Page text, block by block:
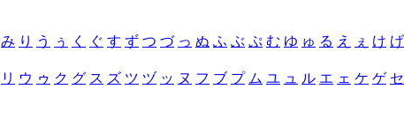
み り う ぅ く ぐ す ず つ づ っ ぬ ふ ぶ ぷ む ゆ ゅ る え ぇ け げ
リ ウ ゥ ク グ ス ズ ツ ヅ ッ ヌ フ ブ プ ム ユ ュ ル エ ェ ケ ゲ セ